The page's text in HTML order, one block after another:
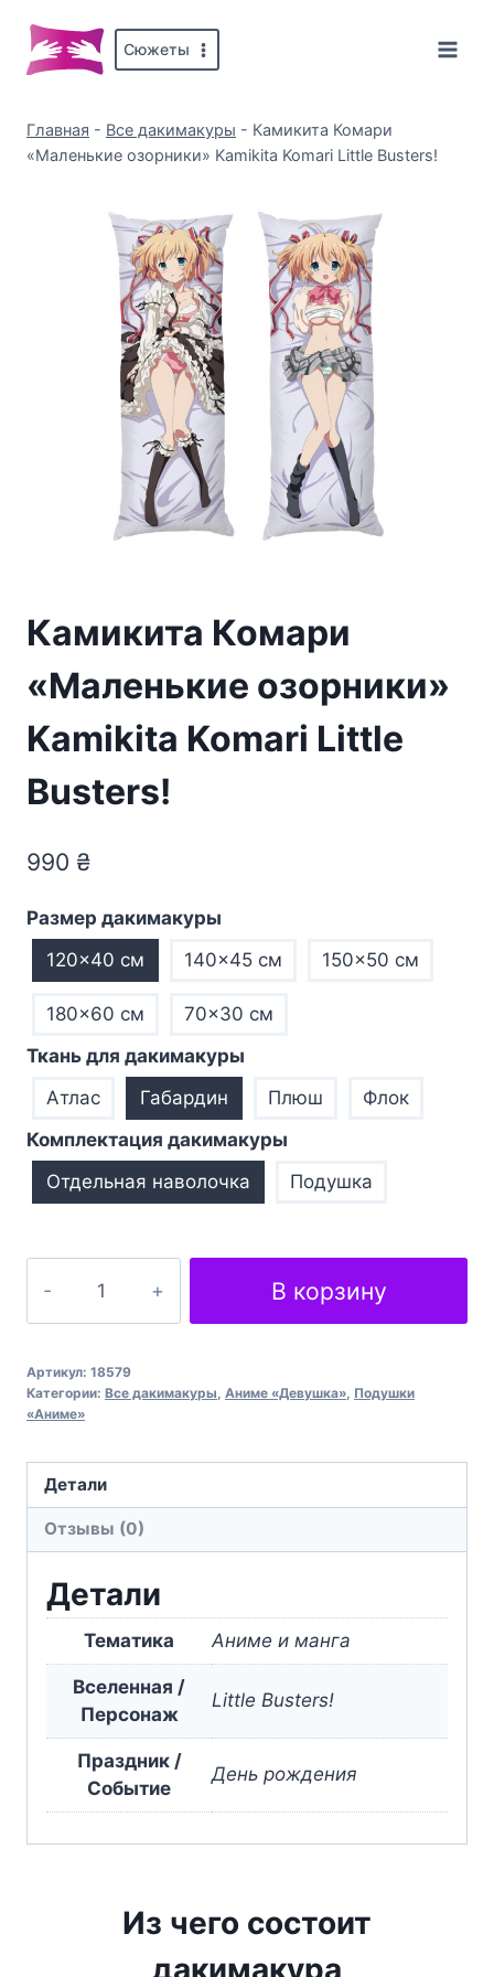
содержимому
Сюжеты
Главная - Все дакимакуры - Камикита Комари
«Маленькие озорники» Kamikita Komari Little Busters!
Камикита Комари
«Маленькие озорники»
Kamikita Komari Little
Busters!
990 ₴
Размер дакимакуры
120×40 см
140×45 см 150×50 см
180×60 см
70×30 см
Ткань для дакимакуры
Атлас
Габардин Плюш
Флок
Комплектация дакимакуры
Отдельная наволочка
Подушка
Комарі
Маленькі
пустуни
Komari
Little
Busters!
В корзину
Артикул: 18579
Категории: Все дакимакуры, Аниме «Девушка», Подушки
«Аниме»
Детали
Отзывы (0)
Детали
Тематика Аниме и манга
Вселенная /
Персонаж
Little Busters!
Праздник /
Событие
День рождения
Из чего состоит
дакимакура